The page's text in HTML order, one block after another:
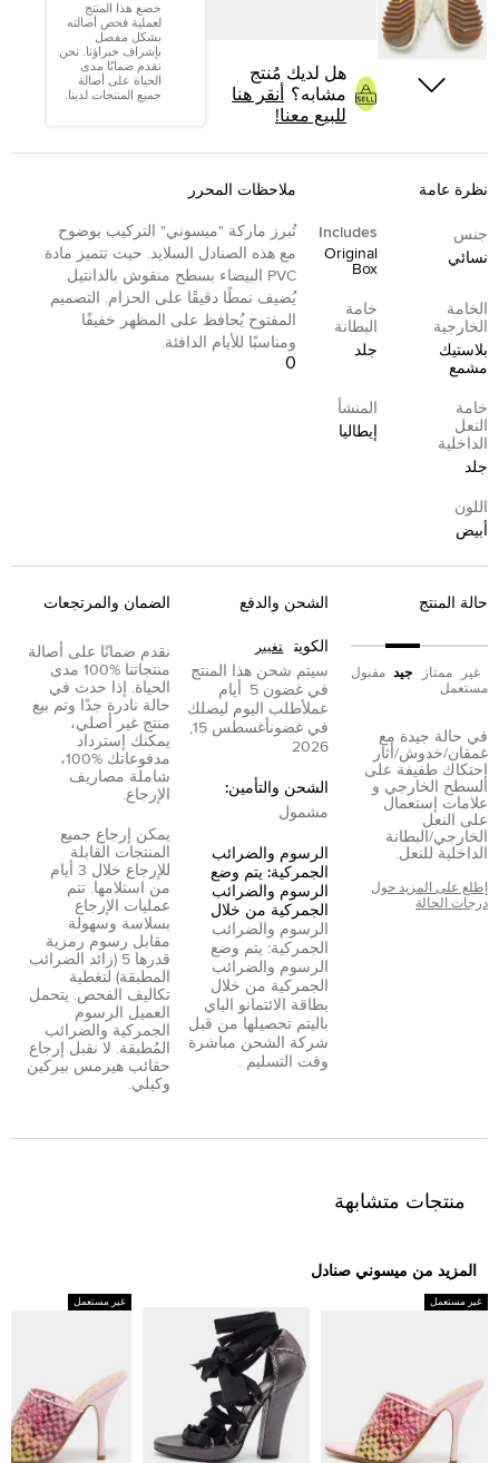
هل لديك مُنتج
مشابه؟
أنقر هنا
للبيع معنا!
خضع هذا المنتج
لعملية فحص أصالته
بشكل مفصل
بإشراف خبراؤنا. نحن
نقدم ضمانًا مدى
الحياة على أصالة
جميع المنتجات لدينا.
نظرة عامة
جنس
نسائي
Includes
Original
Box
الخامة
الخارجية
بلاستيك
مشمع
خامة
البطانة
جلد
خامة
النعل
الداخلية
جلد
المنشأ
إيطاليا
اللون
أبيض
ملاحظات المحرر
تُبرز ماركة "ميسوني" التركيب بوضوح
مع هذه الصنادل السلايد. حيث تتميز مادة
PVC البيضاء بسطح منقوش بالدانتيل
يُضيف نمطًا دقيقًا على الحزام. التصميم
المفتوح يُحافظ على المظهر خفيفًا
ومناسبًا للأيام الدافئة.
0
حالة المنتج
غير
مستعمل
ممتاز جيد مقبول
في حالة جيدة مع
غمقان/خدوش/أثار
إحتكاك طفيفة على
السطح الخارجي و
علامات إستعمال
على النعل
الخارجي/البطانة
الداخلية للنعل.
إطلع على المزيد حول
درجات الحالة
الشحن والدفع
الكويت تغيير
سيتم شحن هذا المنتج
في غضون 5
أيام
عملأطلب اليوم ليصلك
في غضون
أغسطس 15,
2026
الشحن والتأمين:
مشمول
الرسوم والضرائب
الجمركية: يتم وضع
الرسوم والضرائب
الجمركية من خلال
الرسوم والضرائب
الجمركية: يتم وضع
الرسوم والضرائب
الجمركية من خلال
بطاقة الائتمانو
الباي
باليتم تحصيلها من قبل
شركة الشحن مباشرة
وقت التسليم .
الضمان والمرتجعات
نقدم ضمانًا على أصالة
منتجاتنا %100 مدى
الحياة. إذا حدث في
حالة نادرة جدًا وتم بيع
منتج غير أصلي،
يمكنك إسترداد
مدفوعاتك %100،
شاملة مصاريف
الإرجاع.
يمكن إرجاع جميع
المنتجات القابلة
للإرجاع خلال 3 أيام
من استلامها. تتم
عمليات الإرجاع
بسلاسة وسهولة
مقابل رسوم رمزية
قدرها 5 (زائد الضرائب
المطبقة) لتغطية
تكاليف الفحص. يتحمل
العميل الرسوم
الجمركية والضرائب
المُطبقة. لا نقبل إرجاع
حقائب هيرمس بيركين
وكيلي.
منتجات متشابهة
المزيد من ميسوني صنادل
غير مستعمل غير مستعمل